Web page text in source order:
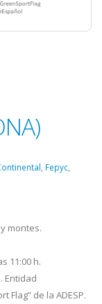
Fepyc
montes.
11:00 h.
Entidad
Flag” de la ADESP.